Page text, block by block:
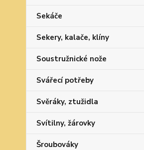
Sekáče
Sekery, kalače, klíny
Soustružnické nože
Svářecí potřeby
Svěráky, ztužidla
Svítilny, žárovky
Šroubováky